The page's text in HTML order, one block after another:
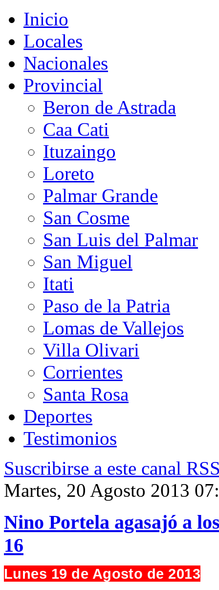
Inicio
Locales
Nacionales
Provincial
Beron de Astrada
Caa Cati
Ituzaingo
Loreto
Palmar Grande
San Cosme
San Luis del Palmar
San Miguel
Itati
Paso de la Patria
Lomas de Vallejos
Villa Olivari
Corrientes
Santa Rosa
Deportes
Testimonios
Suscribirse a este canal
Martes, 20 Agosto 2013
Nino Portela agasajó a
16
Lunes 19 de Agosto de 2013